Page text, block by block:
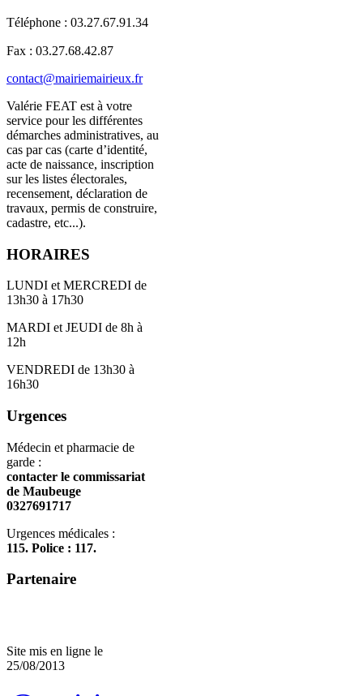
Téléphone : 03.27.67.91.34
Fax : 03.27.68.42.87
contact@mairiemairieux.fr
Valérie FEAT est à votre
service pour les différentes
démarches administratives, au
cas par cas (carte d’identité,
acte de naissance, inscription
sur les listes électorales,
recensement, déclaration de
travaux, permis de construire,
cadastre, etc...).
HORAIRES
LUNDI et MERCREDI de
13h30 à 17h30
MARDI et JEUDI de 8h à
12h
VENDREDI de 13h30 à
16h30
Urgences
Médecin et pharmacie de
garde :
contacter le commissariat
de Maubeuge
0327691717
Urgences médicales :
115. Police : 117.
Partenaire
Site mis en ligne le
25/08/2013